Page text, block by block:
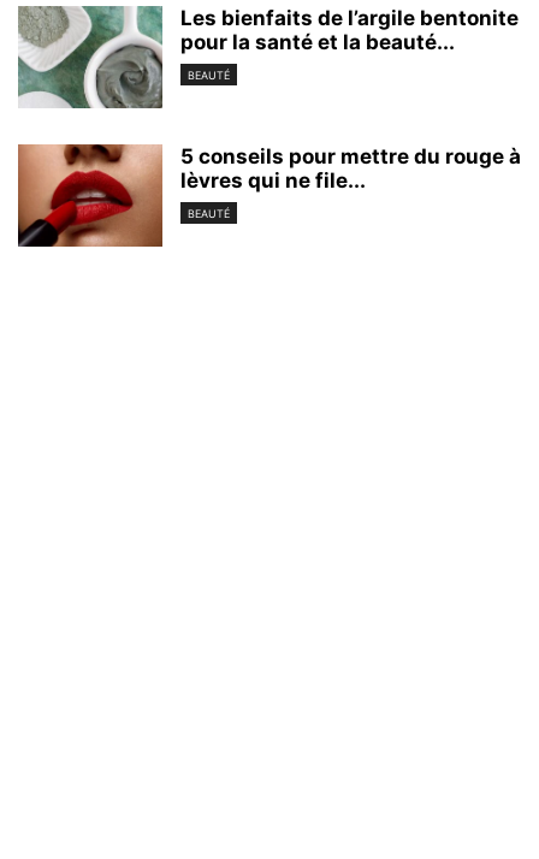
Les bienfaits de l’argile bentonite
pour la santé et la beauté...
BEAUTÉ
5 conseils pour mettre du rouge à
lèvres qui ne file...
BEAUTÉ